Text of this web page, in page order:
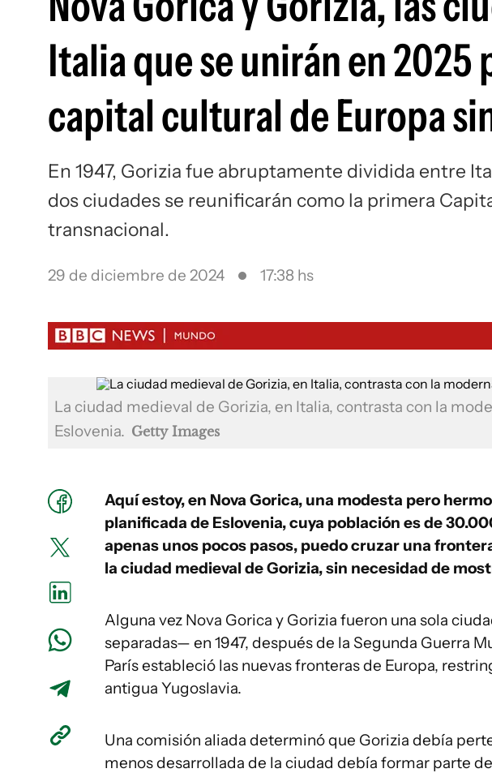
Italia que se unirán en 2025
capital cultural de Europa
En 1947, Gorizia fue abruptamente dividida entre
dos ciudades se reunificarán como la primera
transnacional.
29 de diciembre de 2024 17:38 hs
La ciudad medieval de Gorizia, en Italia, contrasta con la
Eslovenia. Getty Images
Aquí estoy, en Nova Gorica, una modesta pero
planificada de Eslovenia, cuya población es de
apenas unos pocos pasos, puedo cruzar una
la ciudad medieval de Gorizia, sin necesidad de
Alguna vez Nova Gorica y Gorizia fueron una sola
separadas— en 1947, después de la Segunda Guerra
París estableció las nuevas fronteras de Europa,
antigua Yugoslavia.
Una comisión aliada determinó que Gorizia debía
menos desarrollada de la ciudad debía formar parte